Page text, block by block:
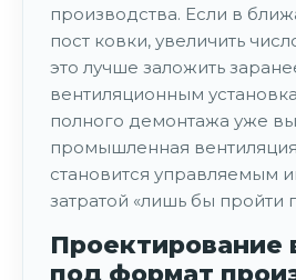
производства. Если в
пост ковки, увеличить
это лучше заложить
вентиляционным
полного демонтажа уже
промышленная
становится управляемым
затратой «лишь бы пройти
Проектирование
под формат